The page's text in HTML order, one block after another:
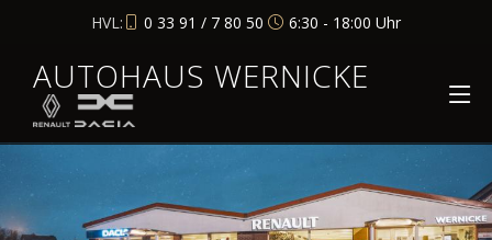
HVL: 0 33 91 / 7 80 50 6:30 - 18:00 Uhr
AUTOHAUS WERNICKE